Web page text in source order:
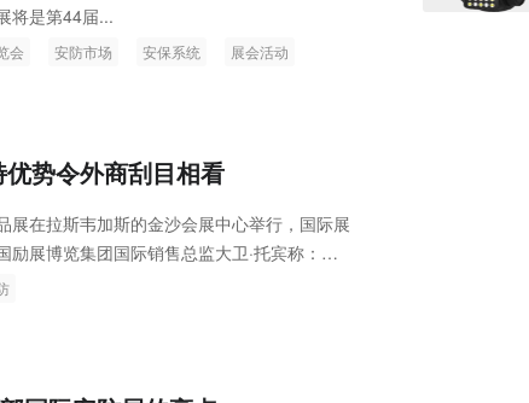
将是第44届...
会 安防市场 安保系统 展会活动
势令外商刮目相看
在拉斯韦加斯的金沙会展中心举行，国际展
展博览集团国际销售总监大卫·托宾称：中
尖安防企业的技术差距，“中国企业的表现